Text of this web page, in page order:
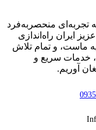
تجربه‌ای منحصربه‌فرد
ایران راه‌اندازی
ماست، و تمام تلاش
خدمات سریع و
آوریم.